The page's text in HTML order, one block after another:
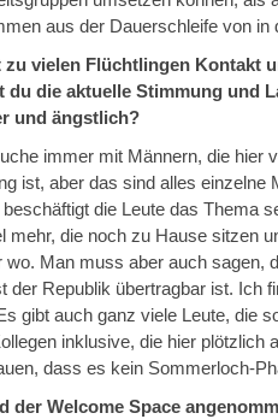
aus der Dauerschleife von
zu vielen Flüchtlingen Kontakt
du die aktuelle Stimmung und
und ängstlich?
immer mit Männern, die hier
ist, aber das sind alles einzelne
beschäftigt die Leute das Thema
mehr, die noch zu Hause sitzen
wo. Man muss aber auch sagen,
der Republik übertragbar ist. Ich
gibt auch ganz viele Leute, die
inklusive, die hier
dass es kein Sommerloch-
der Welcome Space